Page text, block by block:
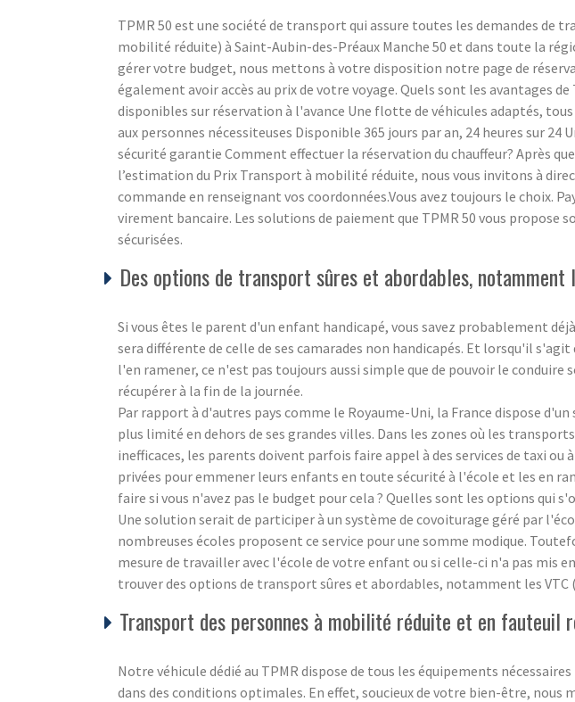
TPMR 50 est une société de transport qui assure toutes les demandes de
mobilité réduite) à Saint-Aubin-des-Préaux Manche 50 et dans toute la
gérer votre budget, nous mettons à votre disposition notre page de
également avoir accès au prix de votre voyage. Quels sont les avantages de
disponibles sur réservation à l'avance Une flotte de véhicules adaptés,
aux personnes nécessiteuses Disponible 365 jours par an, 24 heures sur 24
sécurité garantie Comment effectuer la réservation du chauffeur? Après
l’estimation du Prix Transport à mobilité réduite, nous vous invitons à
commande en renseignant vos coordonnées.Vous avez toujours le choix.
virement bancaire. Les solutions de paiement que TPMR 50 vous
sécurisées.
Des options de transport sûres et abordables, notamment
Si vous êtes le parent d'un enfant handicapé, vous savez probablement
sera différente de celle de ses camarades non handicapés. Et lorsqu'il
l'en ramener, ce n'est pas toujours aussi simple que de pouvoir le conduire
récupérer à la fin de la journée.
Par rapport à d'autres pays comme le Royaume-Uni, la France dispose
plus limité en dehors de ses grandes villes. Dans les zones où les
inefficaces, les parents doivent parfois faire appel à des services de taxi ou
privées pour emmener leurs enfants en toute sécurité à l'école et les en
faire si vous n'avez pas le budget pour cela ? Quelles sont les options qui
Une solution serait de participer à un système de covoiturage géré par
nombreuses écoles proposent ce service pour une somme modique.
mesure de travailler avec l'école de votre enfant ou si celle-ci n'a pas mis
trouver des options de transport sûres et abordables, notamment les VTC
Transport des personnes à mobilité réduite et en fauteuil
Notre véhicule dédié au TPMR dispose de tous les équipements
dans des conditions optimales. En effet, soucieux de votre bien-être, nous